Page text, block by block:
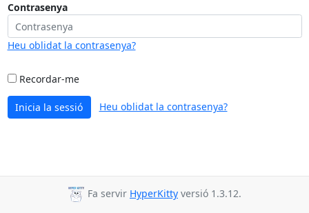
Contrasenya
Heu oblidat la contrasenya?
Recordar-me
Inicia la sessió Heu oblidat la contrasenya?
Fa servir HyperKitty versió 1.3.12.